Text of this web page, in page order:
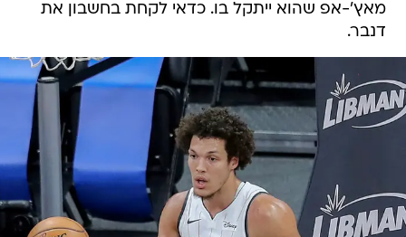
מאץ'-אפ שהוא ייתקל בו. כדאי לקחת בחשבון את
דנבר.